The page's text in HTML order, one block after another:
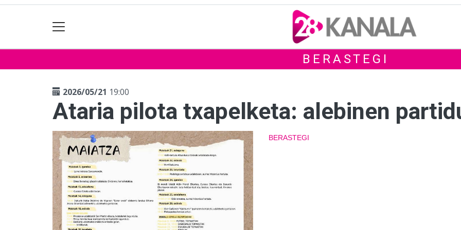
BERASTEGI
2026/05/21 19:00
Ataria pilota txapelketa: alebinen
BERASTEGI